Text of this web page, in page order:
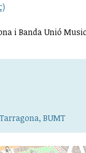
i Banda Unió
BUMT